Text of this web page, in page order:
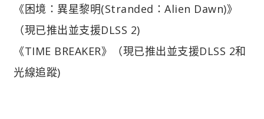
《困境：異星黎明(Stranded：Alien Dawn)》
（現已推出並支援DLSS 2)
《TIME BREAKER》（現已推出並支援DLSS 2和
光線追蹤)